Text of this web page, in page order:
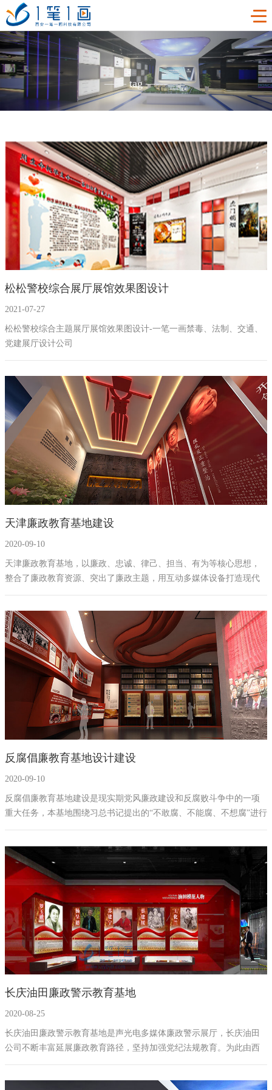
首页
工程案例
廉政警示展厅
法治教育基地
禁毒教育基地
红色党建教育基地
VR虚拟现实
AR增强现实
触控一体机
创新展项
互动投影
数字沙盘
新闻中心
公司新闻
展厅资讯
常见问题
关于我们
企业简介
企业文化
荣誉资质
加入我们
合作代理
诚聘精英
联系我们
联系我们
—— tag ——
松松警校综合展厅展馆效果图设计
2021-07-27
松松警校综合主题展厅展馆效果图设计-一笔一画禁毒、法制、交通、
党建展厅设计公司
天津廉政教育基地建设
2020-09-10
天津廉政教育基地，以廉政、忠诚、律己、担当、有为等核心思想，
整合了廉政教育资源、突出了廉政主题，用互动多媒体设备打造现代
化，高沉浸式的廉政教育展厅，让参观展厅的相关人员可以利用现代
风党纪思想意识。
反腐倡廉教育基地设计建设
2020-09-10
反腐倡廉教育基地建设是现实期党风廉政建设和反腐败斗争中的一项
重大任务，本基地围绕习总书记提出的“不敢腐、不能腐、不想腐”进行
总策划构思。结合当地廉政工作展开设计，除序厅外共设五个展厅。
长庆油田廉政警示教育基地
2020-08-25
长庆油田廉政警示教育基地是声光电多媒体廉政警示展厅，长庆油田
公司不断丰富延展廉政教育路径，坚持加强党纪法规教育。为此由西
安一笔一画科技有限公司利用自主研发的数字化高科技多媒体互动设